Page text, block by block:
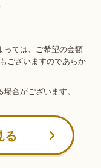
っては、ご希望の金額
ございますのであらか
合がございます。
る